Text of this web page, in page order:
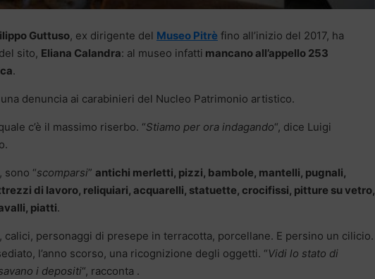
Guttuso, ex dirigente del Museo Pitrè fino all’inizio del 2017, ha
sito, Eliana Calandra: al museo infatti mancano all’appello 253
.
denuncia ai carabinieri del Nucleo Patrimonio artistico.
c’è il massimo riserbo. “Stiamo per ora indagando“, dice Luigi
“scomparsi” antichi merletti, pizzi, bambole, mantelli, pugnali,
di lavoro, reliquiari, acquarelli, statuette, crocifissi, pitture su vetro,
piatti.
calici, personaggi di presepe in terracotta, porcellane. E persino un cilicio.
l’anno scorso, una ricognizione degli oggetti. “Vidi lo stato di
i depositi“, racconta .